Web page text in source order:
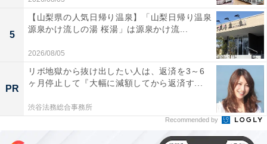
5
【山梨県の人気日帰り温泉】「山梨日帰り温泉
源泉かけ流しの湯 桜湯」は源泉かけ流...
2026/08/05
PR
リボ地獄から抜け出したい人は、返済を3～6
ヶ月停止して『大幅に減額してから返済す...
渋谷法務総合事務所
Recommended by